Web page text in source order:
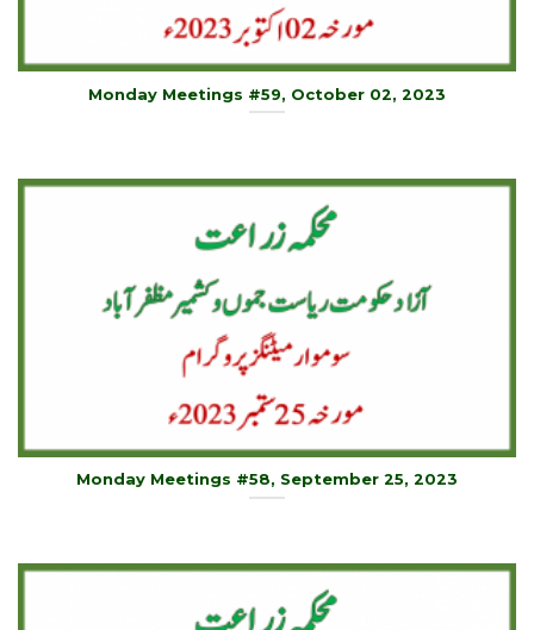
Monday Meetings #59, October 02, 2023
Monday Meetings #58, September 25, 2023